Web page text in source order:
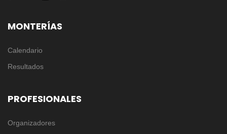
MONTERÍAS
Calendario
Resultados
PROFESIONALES
Organizadores